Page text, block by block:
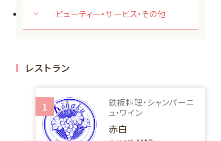
ビューティー・サービス・その他
レストラン
1
鉄板料理・シャンパーニ
ュ・ワイン
赤白